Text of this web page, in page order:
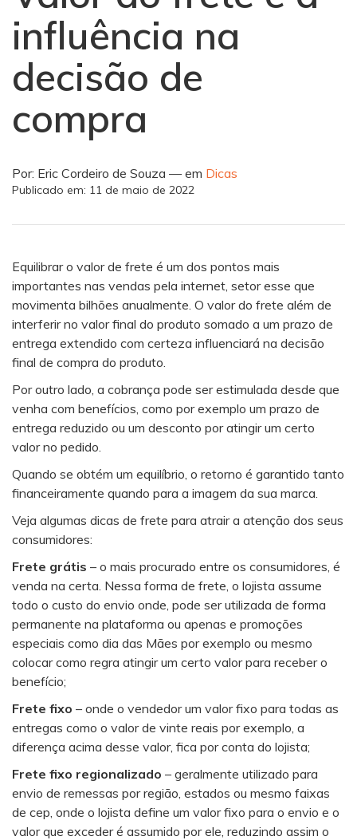
influência na
decisão de
compra
Por: Eric Cordeiro de Souza — em Dicas
Publicado em: 11 de maio de 2022
Equilibrar o valor de frete é um dos pontos mais
importantes nas vendas pela internet, setor esse que
movimenta bilhões anualmente. O valor do frete além de
interferir no valor final do produto somado a um prazo de
entrega extendido com certeza influenciará na decisão
final de compra do produto.
Por outro lado, a cobrança pode ser estimulada desde que
venha com benefícios, como por exemplo um prazo de
entrega reduzido ou um desconto por atingir um certo
valor no pedido.
Quando se obtém um equilíbrio, o retorno é garantido tanto
financeiramente quando para a imagem da sua marca.
Veja algumas dicas de frete para atrair a atenção dos seus
consumidores:
Frete grátis – o mais procurado entre os consumidores, é
venda na certa. Nessa forma de frete, o lojista assume
todo o custo do envio onde, pode ser utilizada de forma
permanente na plataforma ou apenas e promoções
especiais como dia das Mães por exemplo ou mesmo
colocar como regra atingir um certo valor para receber o
benefício;
Frete fixo – onde o vendedor um valor fixo para todas as
entregas como o valor de vinte reais por exemplo, a
diferença acima desse valor, fica por conta do lojista;
Frete fixo regionalizado – geralmente utilizado para
envio de remessas por região, estados ou mesmo faixas
de cep, onde o lojista define um valor fixo para o envio e o
valor que exceder é assumido por ele, reduzindo assim o